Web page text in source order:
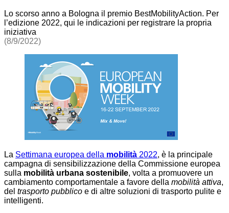
Lo scorso anno a Bologna il premio BestMobilityAction. Per
l’edizione 2022, qui le indicazioni per registrare la propria
iniziativa
(8/9/2022)
La Settimana europea della mobilità 2022, è la principale
campagna di sensibilizzazione della Commissione europea
sulla mobilità urbana sostenibile, volta a promuovere un
cambiamento comportamentale a favore della mobilità attiva,
del trasporto pubblico e di altre soluzioni di trasporto pulite e
intelligenti.